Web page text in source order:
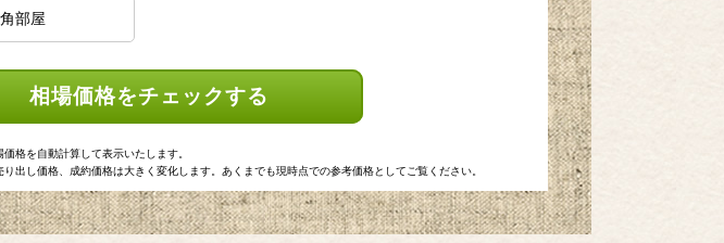
角部屋
相場価格をチェックする
格を自動計算して表示いたします。
出し価格、成約価格は大きく変化します。あくまでも現時点での参考価格としてご覧ください。